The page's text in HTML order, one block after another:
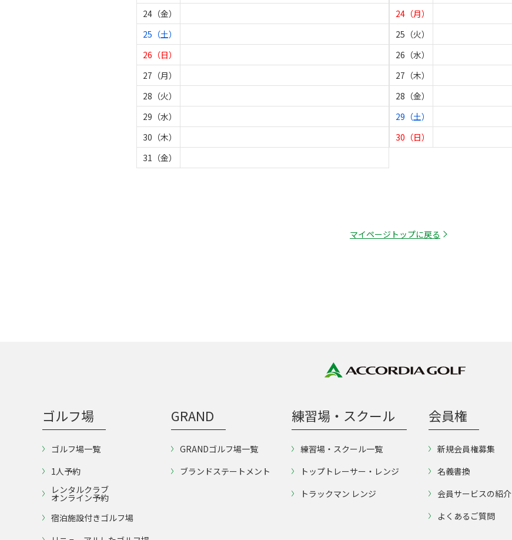
24（金）
25（土）
26（日）
27（月）
28（火）
29（水）
30（木）
31（金）
24（月）
25（火）
26（水）
27（木）
28（金）
29（土）
30（日）
マイページトップに戻る
ゴルフ場
ゴルフ場一覧
1人予約
レンタルクラブ
オンライン予約
宿泊施設付きゴルフ場
GRAND
GRANDゴルフ場一覧
ブランドステートメント
練習場・スクール
練習場・スクール一覧
トップトレーサー・レンジ
トラックマン レンジ
会員権
新規会員権募集
名義書換
会員サービスの紹介
よくあるご質問